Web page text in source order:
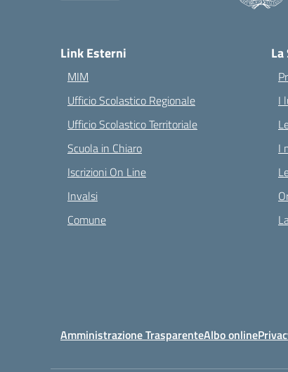
Link Esterni
MIM
Ufficio Scolastico Regionale
Ufficio Scolastico Territoriale
Scuola in Chiaro
Iscrizioni On Line
Invalsi
Comune
I
I
Amministrazione TrasparenteAlbo online